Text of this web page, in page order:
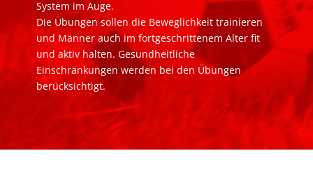
System im Auge.
Die Übungen sollen die Beweglichkeit trainieren
und Männer auch im fortgeschrittenem Alter fit
und aktiv halten. Gesundheitliche
Einschränkungen werden bei den Übungen
berücksichtigt.